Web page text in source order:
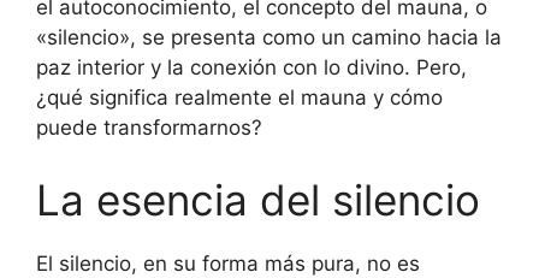
el autoconocimiento, el concepto del mauna, o
«silencio», se presenta como un camino hacia la
paz interior y la conexión con lo divino. Pero,
¿qué significa realmente el mauna y cómo
puede transformarnos?
La esencia del silencio
El silencio, en su forma más pura, no es